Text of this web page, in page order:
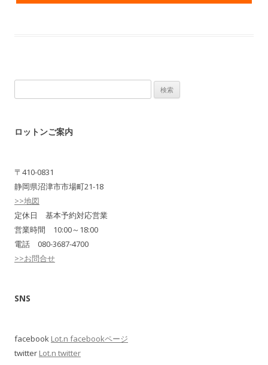
索:
ロットンご案内
〒410-0831
静岡県沼津市市場町21-18
>>地図
定休日 基本予約対応営業
営業時間 10:00～18:00
電話 080-3687-4700
>>お問合せ
SNS
facebook Lot.n facebookページ
twitter Lot.n twitter